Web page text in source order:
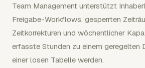
Team Management unterstützt
Freigabe-Workflows, gesperrten
Zeitkorrekturen und wöchentlicher
erfasste Stunden zu einem geregelten
einer losen Tabelle werden.